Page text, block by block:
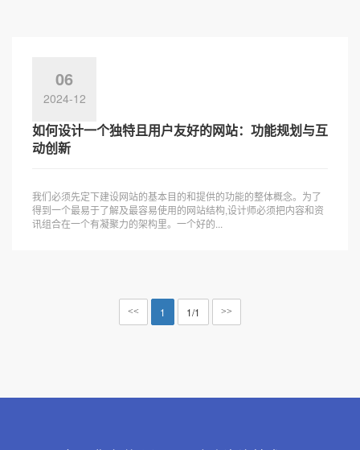
06
2024-12
如何设计一个独特且用户友好的网站：功能规划与互
动创新
我们必须先定下建设网站的基本目的和提供的功能的整体概念。为了
得到一个最易于了解及最容易使用的网站结构,设计师必须把内容和资
讯组合在一个有凝聚力的架构里。一个好的...
<< 1 1/1 >>